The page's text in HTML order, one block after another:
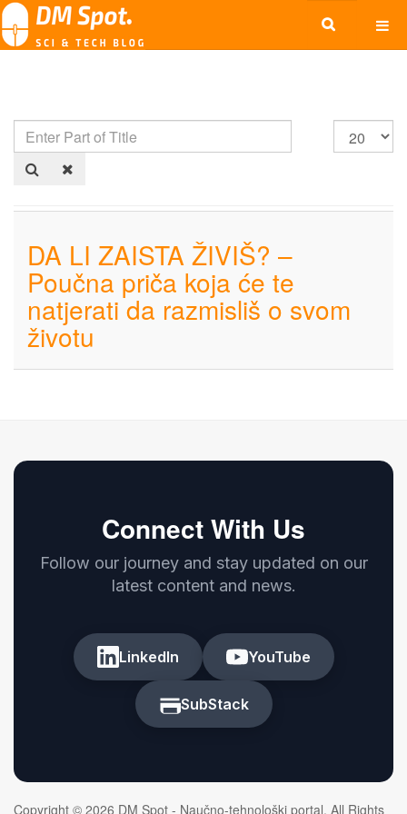
DA LI ZAISTA ŽIVIŠ? –
Poučna priča koja će te
natjerati da razmisliš o svom
životu
Connect With Us
Follow our journey and stay updated on our
latest content and news.
LinkedIn YouTube
SubStack
Copyright © 2026 DM Spot - Naučno-tehnološki portal. All Rights